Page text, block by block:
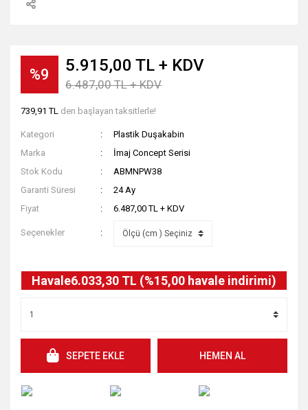
%9 5.915,00 TL + KDV
6.487,00 TL + KDV
739,91 TL den başlayan taksitlerle!
Kategori
Plastik Duşakabin
Marka
İmaj Concept Serisi
Stok Kodu
ABMNPW38
Garanti Süresi
24 Ay
Fiyat
6.487,00 TL + KDV
Seçenekler
Havale6.033,30 TL (%15,00 havale indirimi)
SEPETE EKLE HEMEN AL